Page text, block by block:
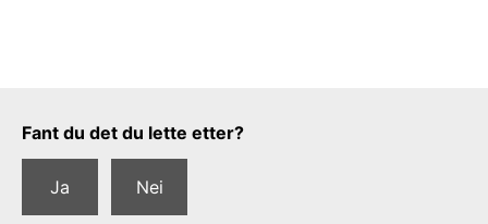
Tilbakemeldingsskjema
Fant du det du lette etter?
Ja Nei